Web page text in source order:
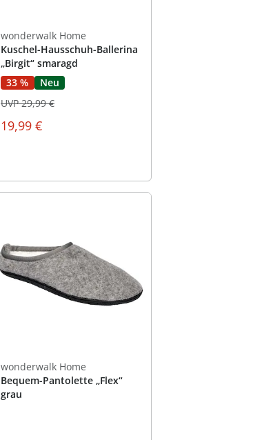
wonderwalk Home
Kuschel-Hausschuh-Ballerina
„Birgit“ smaragd
33 %
Neu
19,99 €
UVP 29,99 €
wonderwalk Home
Bequem-Pantolette „Flex“
grau